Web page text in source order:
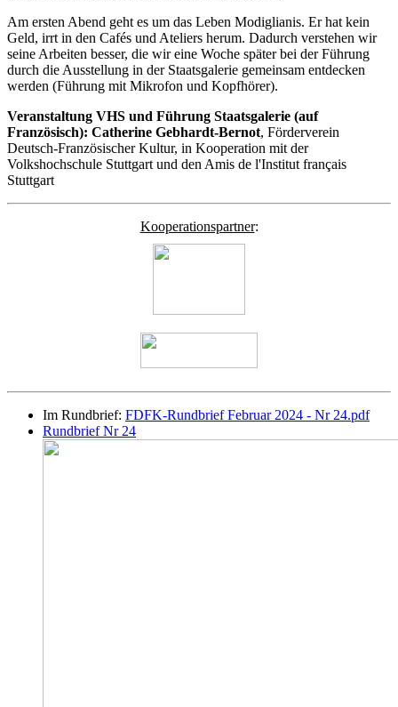
Am ersten Abend geht es um das Leben Modiglianis. Er hat kein
Geld, irrt in den Cafés und Ateliers herum. Dadurch verstehen wir
seine Arbeiten besser, die wir eine Woche später bei der Führung
durch die Ausstellung in der Staatsgalerie gemeinsam entdecken
werden (Führung mit Mikrofon und Kopfhörer).
Veranstaltung VHS und Führung Staatsgalerie (auf
Französisch): Catherine Gebhardt-Bernot, Förderverein
Deutsch-Französischer Kultur, in Kooperation mit der
Volkshochschule Stuttgart und den Amis de l'Institut français
Stuttgart
Kooperationspartner:
Im Rundbrief: FDFK-Rundbrief Februar 2024 - Nr 24.pdf
Rundbrief Nr 24